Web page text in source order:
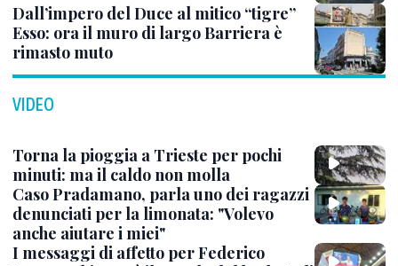
Dall’impero del Duce al mitico “tigre”
Esso: ora il muro di largo Barriera è
rimasto muto
VIDEO
Torna la pioggia a Trieste per pochi
minuti: ma il caldo non molla
Caso Pradamano, parla uno dei ragazzi
denunciati per la limonata: "Volevo
anche aiutare i miei"
I messaggi di affetto per Federico